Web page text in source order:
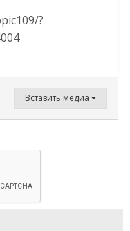
?
Вставить медиа